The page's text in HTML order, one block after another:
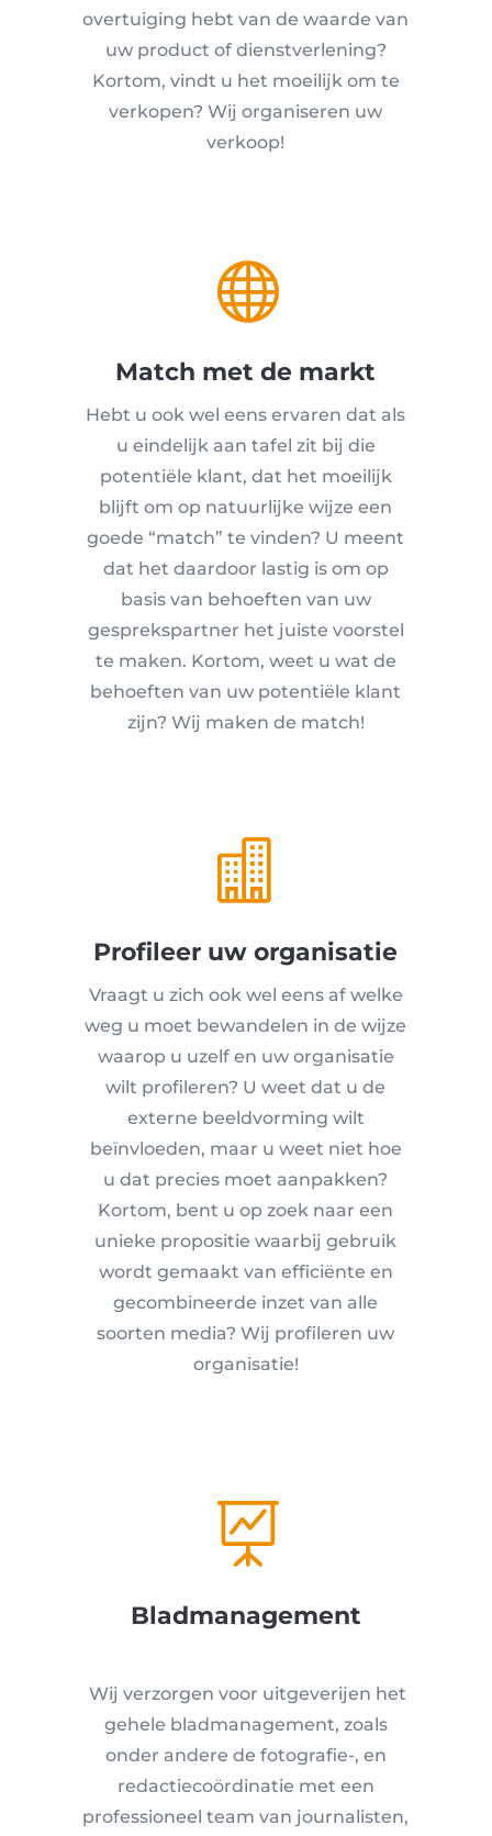
overtuiging hebt van de waarde van
uw product of dienstverlening?
Kortom, vindt u het moeilijk om te
verkopen? Wij organiseren uw
verkoop!

Match met de markt
Hebt u ook wel eens ervaren dat als
u eindelijk aan tafel zit bij die
potentiële klant, dat het moeilijk
blijft om op natuurlijke wijze een
goede “match” te vinden? U meent
dat het daardoor lastig is om op
basis van behoeften van uw
gesprekspartner het juiste voorstel
te maken. Kortom, weet u wat de
behoeften van uw potentiële klant
zijn? Wij maken de match!

Profileer uw organisatie
Vraagt u zich ook wel eens af welke
weg u moet bewandelen in de wijze
waarop u uzelf en uw organisatie
wilt profileren? U weet dat u de
externe beeldvorming wilt
beïnvloeden, maar u weet niet hoe
u dat precies moet aanpakken?
Kortom, bent u op zoek naar een
unieke propositie waarbij gebruik
wordt gemaakt van efficiënte en
gecombineerde inzet van alle
soorten media? Wij profileren uw
organisatie!

Bladmanagement
Wij verzorgen voor uitgeverijen het
gehele bladmanagement, zoals
onder andere de fotografie-, en
redactiecoördinatie met een
professioneel team van journalisten,